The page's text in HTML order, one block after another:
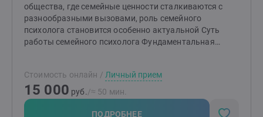
общества, где семейные ценности сталкиваются с
разнообразными вызовами, роль семейного
психолога становится особенно актуальной Суть
работы семейного психолога Фундаментальная
семьи”. Согласитесь, － ведь Только Правда
Врачует?! На наших с вами консультациях создаю
атмосферную обстановку доверия; это первое
необходимое условие в работе психолога.
Стоимость онлайн / Личный прием
15 000 руб./≈ 50 мин.
ПОДРОБНЕЕ